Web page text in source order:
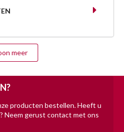
meer
producten bestellen. Heeft u
Neem gerust contact met ons